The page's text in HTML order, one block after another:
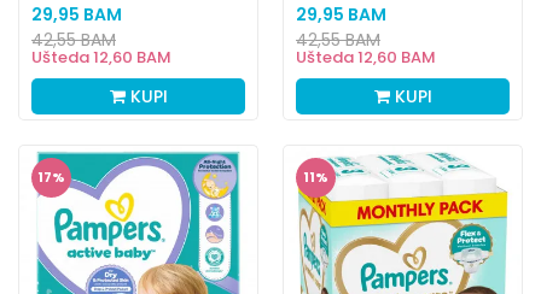
29,95 BAM
Ušteda12,60 BAM
42,55BAM
KUPI
29,95 BAM
Ušteda12,60 BAM
42,55BAM
KUPI
17% 11%